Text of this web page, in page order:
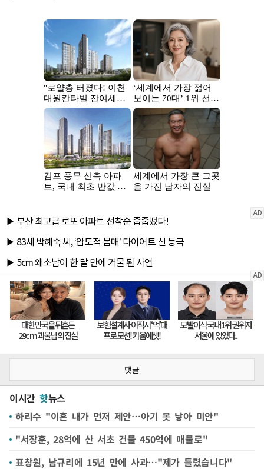
댓글
이시간 핫뉴스
하리수 "이혼 내가 먼저 제안…아기 못 낳아 미안"
"서장훈, 28억에 산 서초 건물 450억에 매물로"
표창원, 남규리에 15년 만에 사과…"제가 틀렸습니다"